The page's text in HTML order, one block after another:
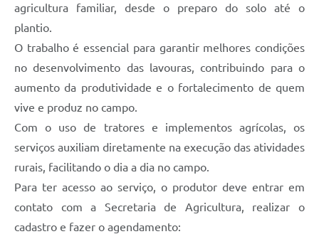
agricultura familiar, desde o preparo do solo até o
plantio.
O trabalho é essencial para garantir melhores condições
no desenvolvimento das lavouras, contribuindo para o
aumento da produtividade e o fortalecimento de quem
vive e produz no campo.
Com o uso de tratores e implementos agrícolas, os
serviços auxiliam diretamente na execução das atividades
rurais, facilitando o dia a dia no campo.
Para ter acesso ao serviço, o produtor deve entrar em
contato com a Secretaria de Agricultura, realizar o
cadastro e fazer o agendamento: